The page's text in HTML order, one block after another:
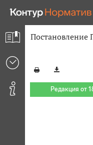
Постановление
Редакция от